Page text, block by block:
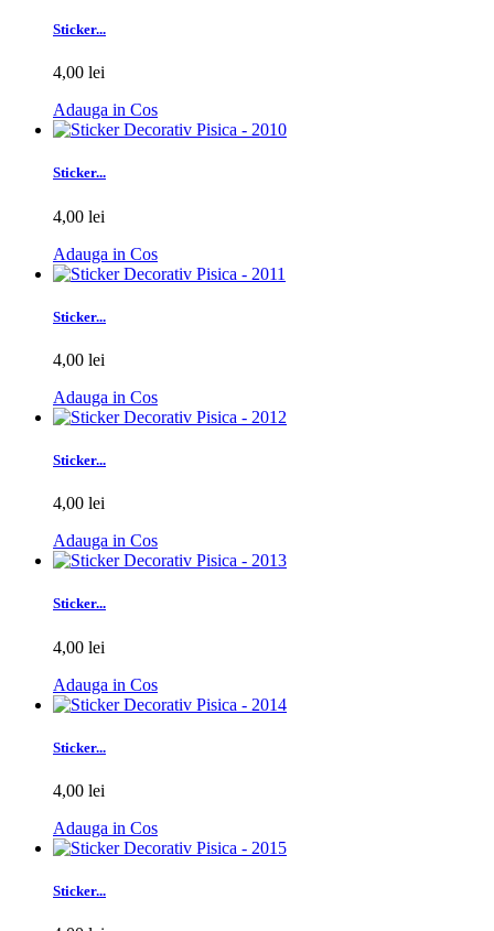
Sticker...
4,00 lei
Adauga in Cos
Sticker...
4,00 lei
Adauga in Cos
Sticker...
4,00 lei
Adauga in Cos
Sticker...
4,00 lei
Adauga in Cos
Sticker...
4,00 lei
Adauga in Cos
Sticker...
4,00 lei
Adauga in Cos
Sticker...